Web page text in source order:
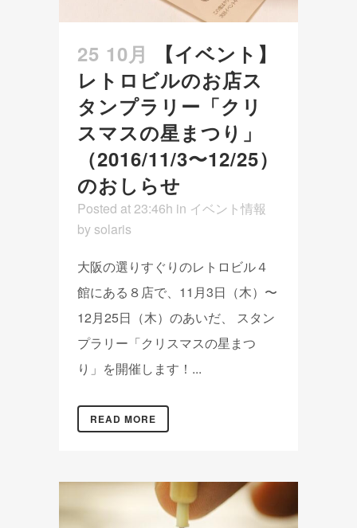
25 10月
【イベント】
レトロビルのお店ス
タンプラリー「クリ
スマスの星まつり」
（2016/11/3〜12/25）
のおしらせ
Posted at 23:46h in イベント情報
by solaris
大阪の選りすぐりのレトロビル４
館にある８店で、11月3日（木）〜
12月25日（木）のあいだ、 スタン
プラリー「クリスマスの星まつ
り」を開催します！...
READ MORE